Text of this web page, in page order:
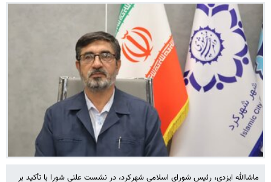
ماشاالله ایزدی، رئیس شورای اسلامی شهرکرد، در نشست علنی شورا با تأکید بر